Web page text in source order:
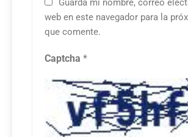
Guarda mi nombre, correo
web en este navegador para la
que comente.
Captcha *